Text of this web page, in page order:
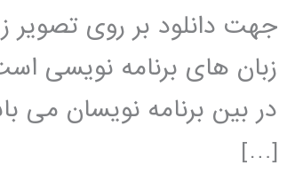
جهت دانلود بر روی تصویر
زبان های برنامه نویسی
در بین برنامه نویسان می
[…]